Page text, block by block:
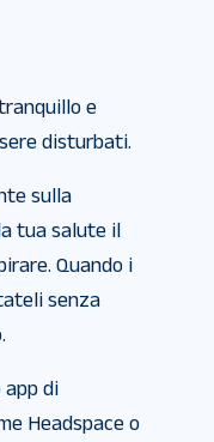
e
disturbati.
sulla
tua salute il
Quando i
senza
di
Headspace o